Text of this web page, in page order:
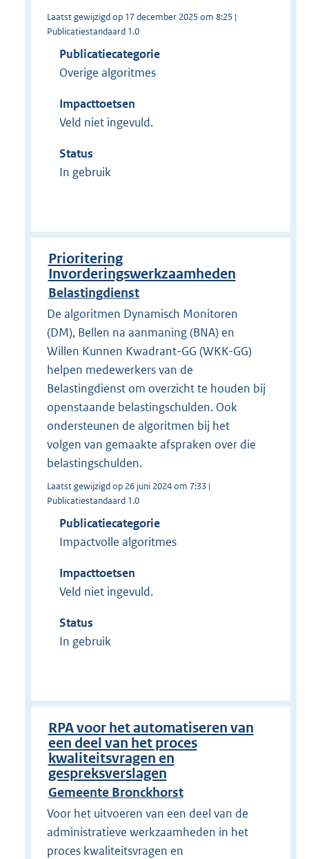
Laatst gewijzigd op 17 december 2025 om 8:25 |
Publicatiestandaard 1.0
Publicatiecategorie
Overige algoritmes
Impacttoetsen
Veld niet ingevuld.
Status
In gebruik
Prioritering
Invorderingswerkzaamheden
Belastingdienst
De algoritmen Dynamisch Monitoren
(DM), Bellen na aanmaning (BNA) en
Willen Kunnen Kwadrant-GG (WKK-GG)
helpen medewerkers van de
Belastingdienst om overzicht te houden bij
openstaande belastingschulden. Ook
ondersteunen de algoritmen bij het
volgen van gemaakte afspraken over die
belastingschulden.
Laatst gewijzigd op 26 juni 2024 om 7:33 |
Publicatiestandaard 1.0
Publicatiecategorie
Impactvolle algoritmes
Impacttoetsen
Veld niet ingevuld.
Status
In gebruik
RPA voor het automatiseren van
een deel van het proces
kwaliteitsvragen en
gespreksverslagen
Gemeente Bronckhorst
Voor het uitvoeren van een deel van de
administratieve werkzaamheden in het
proces kwaliteitsvragen en